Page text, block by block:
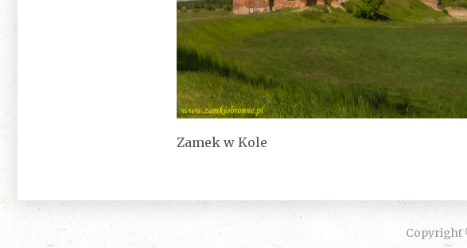
Zamek w Kole
Copyright